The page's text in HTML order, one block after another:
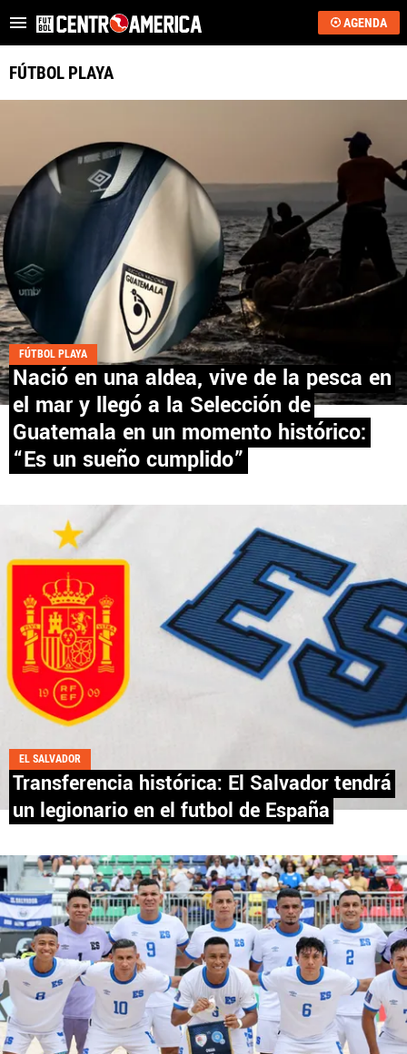
AGENDA
Es tendencia
ÚLTIMAS NOTICIAS
ALAJUELENSE
COSTA RICA
HONDURAS
GUATEMALA
EL SALVADOR
PANAMÁ
CONCACAF
FÚTBOL INTERNACIONAL
QUIENES SOMOS |
Términos y Condiciones
Políticas de Privacidad
Política Editorial
Ad Choices
una compañía perteneciente a Better Collective.
Todos los derechos reservados.
FÚTBOL PLAYA
FÚTBOL PLAYA
Nació en una aldea, vive de la pesca en
el mar y llegó a la Selección de
Guatemala en un momento histórico:
“Es un sueño cumplido”
EL SALVADOR
Transferencia histórica: El Salvador tendrá
un legionario en el futbol de España